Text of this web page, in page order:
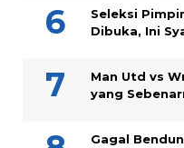
Seleksi
Dibuka, Ini
Man Utd vs
yang
Gagal